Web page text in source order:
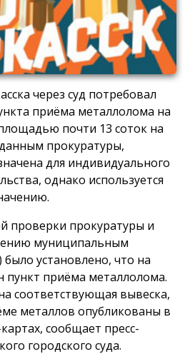
через суд потребовал
приёма металлолома на
почти 13 соток на
прокуратуры,
для индивидуального
однако используется
проверки прокуратуры и
муниципальным
установлено, что на
пункт приёма металлолома.
соответствующая вывеска,
металлов опубликованы в
сообщает пресс-
городского суда.